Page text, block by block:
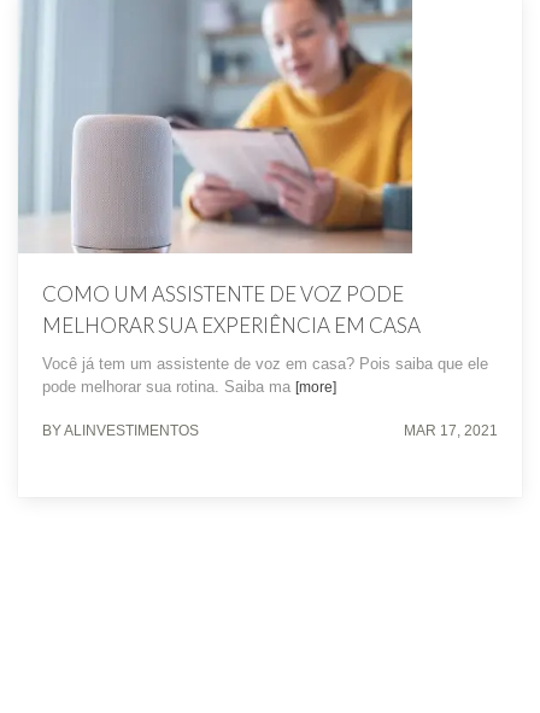
COMO UM ASSISTENTE DE VOZ PODE
MELHORAR SUA EXPERIÊNCIA EM CASA
Você já tem um assistente de voz em casa? Pois saiba que ele
pode melhorar sua rotina. Saiba ma [more]
BY ALINVESTIMENTOS MAR 17, 2021